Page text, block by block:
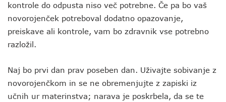
kontrole do odpusta niso več potrebne. Če pa bo vaš
novorojenček potreboval dodatno opazovanje,
preiskave ali kontrole, vam bo zdravnik vse potrebno
razložil.
Naj bo prvi dan prav poseben dan. Uživajte sobivanje z
novorojenčkom in se ne obremenjujte z zapiski iz
učnih ur materinstva; narava je poskrbela, da se te